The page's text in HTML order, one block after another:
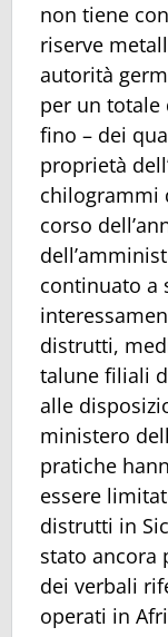
non tiene
riserve
autorità
per un totale
fino – dei
proprietà
corso
continuato a
distrutti,
talune filiali
alle
ministero
pratiche
essere
distrutti in
stato ancora
dei verbali
operati in